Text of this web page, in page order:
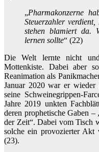
„Pharmakonzerne
Steuerzahler
stehen blamiert da.
lernen sollte“ (22)
Die Welt lernte nicht
Mottenkiste. Dabei aber
Reanimation als
Januar 2020 war er wieder
seine Schweinegrippen-
Jahre 2019 unkten
deren prophetische Gaben –
der Zeit“. Dabei vom Tisch
solche ein provozierter Akt
(23).